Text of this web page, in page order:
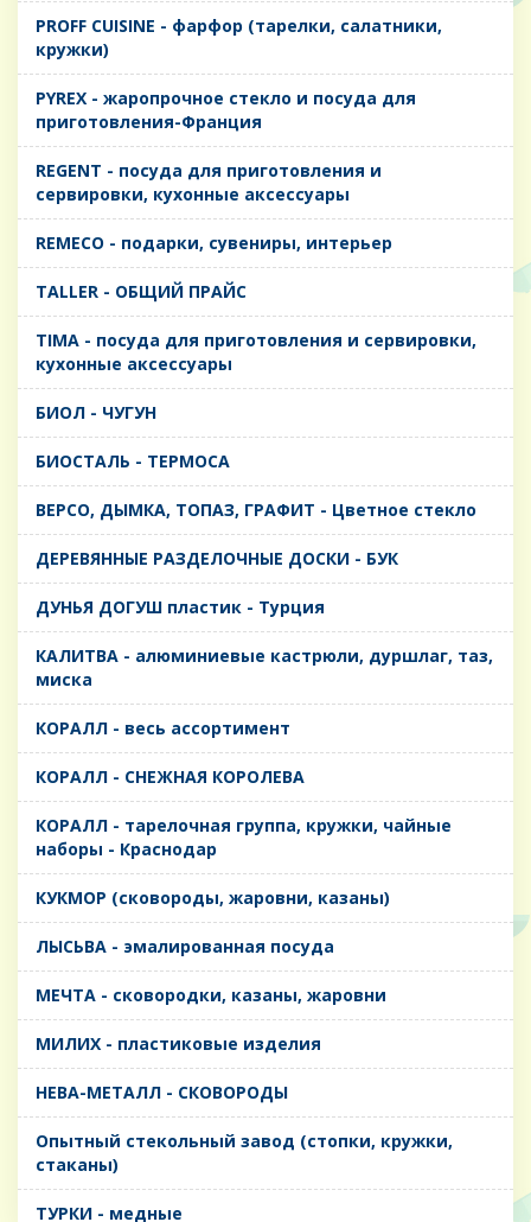
PROFF CUISINE - фарфор (тарелки, салатники,
кружки)
PYREX - жаропрочное стекло и посуда для
приготовления-Франция
REGENT - посуда для приготовления и
сервировки, кухонные аксессуары
REMECO - подарки, сувениры, интерьер
TALLER - ОБЩИЙ ПРАЙС
TIMA - посуда для приготовления и сервировки,
кухонные аксессуары
БИОЛ - ЧУГУН
БИОСТАЛЬ - ТЕРМОСА
ВЕРСО, ДЫМКА, ТОПАЗ, ГРАФИТ - Цветное стекло
ДЕРЕВЯННЫЕ РАЗДЕЛОЧНЫЕ ДОСКИ - БУК
ДУНЬЯ ДОГУШ пластик - Турция
КАЛИТВА - алюминиевые кастрюли, дуршлаг, таз,
миска
КОРАЛЛ - весь ассортимент
КОРАЛЛ - СНЕЖНАЯ КОРОЛЕВА
КОРАЛЛ - тарелочная группа, кружки, чайные
наборы - Краснодар
КУКМОР (сковороды, жаровни, казаны)
ЛЫСЬВА - эмалированная посуда
МЕЧТА - сковородки, казаны, жаровни
МИЛИХ - пластиковые изделия
НЕВА-МЕТАЛЛ - СКОВОРОДЫ
Опытный стекольный завод (стопки, кружки,
стаканы)
ТУРКИ - медные